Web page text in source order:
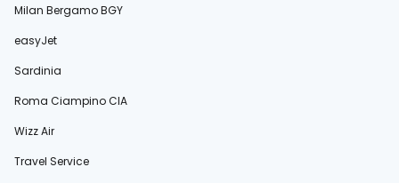
Milan Bergamo BGY
easyJet
Sardinia
Roma Ciampino CIA
Wizz Air
Travel Service